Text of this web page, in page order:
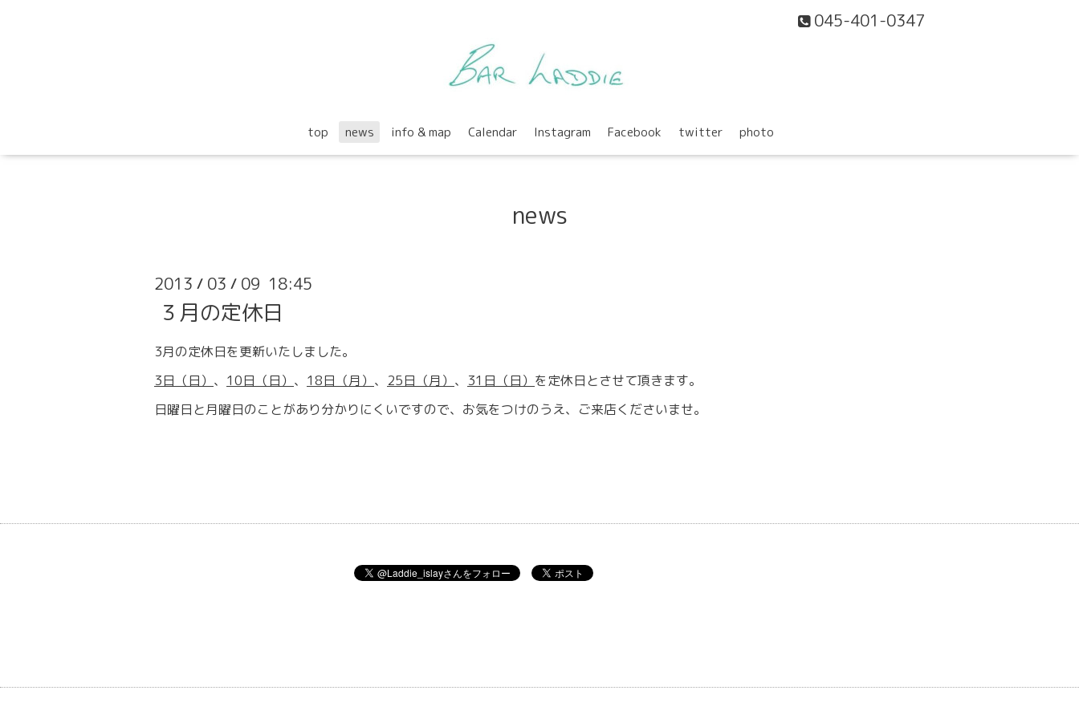
045-401-0347
top news info & map Calendar Instagram Facebook twitter photo
news
2013 / 03 / 09 18:45
３月の定休日
3月の定休日を更新いたしました。
3日（日） 、 10日 （日） 、 18日（月） 、 25日（月） 、 31 日（日） を定休日とさせて頂きます。
日曜日と月曜日のことがあり分かりにくいですので、お気をつけのうえ、ご来店くださいませ。